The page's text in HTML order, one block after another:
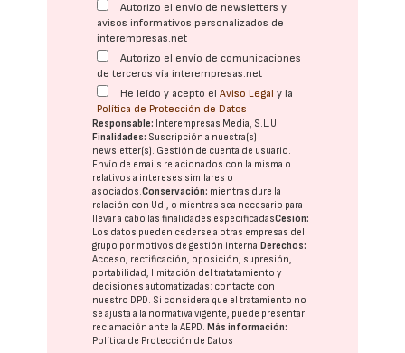
Autorizo el envío de newsletters y
avisos informativos personalizados de
interempresas.net
Autorizo el envío de comunicaciones
de terceros vía interempresas.net
He leído y acepto elAviso Legal y la
Política de Protección de Datos
Responsable: Interempresas Media, S.L.U.
Finalidades: Suscripción a nuestra(s)
newsletter(s). Gestión de cuenta de usuario.
Envío de emails relacionados con la misma o
relativos a intereses similares o
asociados.Conservación: mientras dure la
relación con Ud., o mientras sea necesario para
llevar a cabo las finalidades especificadasCesión:
Los datos pueden cederse a otras empresas del
grupo por motivos de gestión interna. Derechos:
Acceso, rectificación, oposición, supresión,
portabilidad, limitación del tratatamiento y
decisiones automatizadas: contacte con
nuestro DPD. Si considera que el tratamiento no
se ajusta a la normativa vigente, puede presentar
reclamación ante laAEPD. Más información:
Política de Protección de Datos